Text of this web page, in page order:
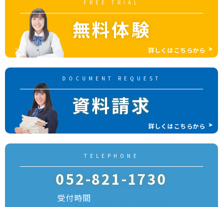
FREE TRIAL
無料体験
詳しくはこちらから
DOCUMENT REQUEST
資料請求
詳しくはこちらから
TELEPHONE
052-821-1730
受付時間